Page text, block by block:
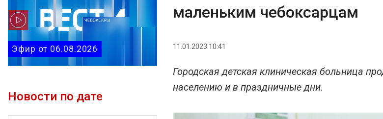
Эфир от 06.08.2026
Новости по дате
маленьким чебоксарцам
11.01.2023 10:41
Городская детская клиническая больница
населению и в праздничные дни.